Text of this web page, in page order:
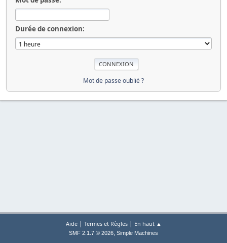
Durée de connexion:
Mot de passe oublié ?
Aide| Termes et Règles| En haut ▲
SMF 2.1.7 © 2026, Simple Machines